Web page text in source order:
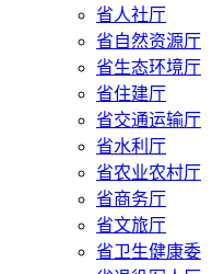
省人社厅
省自然资源厅
省生态环境厅
省住建厅
省交通运输厅
省水利厅
省农业农村厅
省商务厅
省文旅厅
省卫生健康委